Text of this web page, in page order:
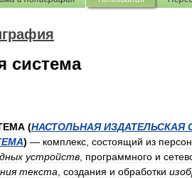
система
(НАСТОЛЬНАЯ ИЗДАТЕЛЬСКАЯ
) — комплекс состоящий из
устройств программного и
текста создания и обработки